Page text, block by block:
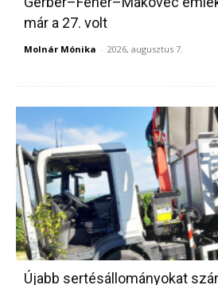
már a 27. volt
Molnár Mónika - 2026, augusztus 7.
Újabb sertésállományokat